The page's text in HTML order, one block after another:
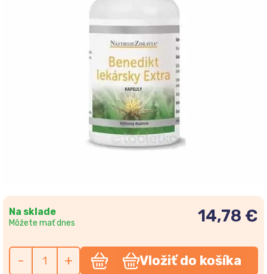
Na sklade
Môžete mať dnes 14,78 €
- + Vložiť do košíka